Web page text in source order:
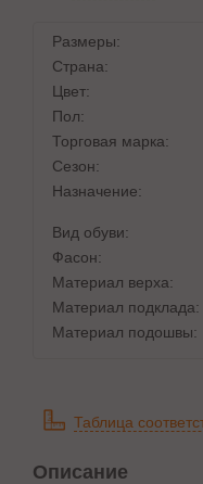
Размеры:
Страна:
Цвет:
Пол:
Торговая марка:
Сезон:
Назначение:
Вид обуви:
Фасон:
Материал верха:
Материал подклада:
Материал подошвы:
Таблица
Описание